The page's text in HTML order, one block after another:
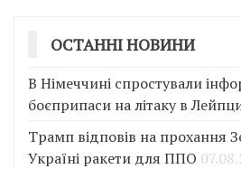
ОСТАННІ НОВИНИ
В Німеччині спростували
боєприпаси на літаку в
Трамп відповів на прохання
Україні ракети для ППО